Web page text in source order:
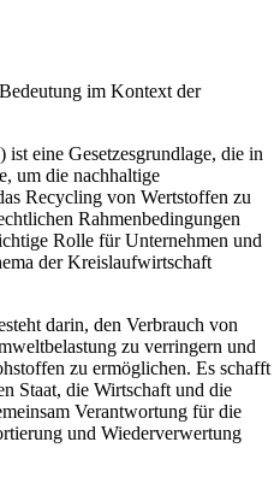
im Kontext der
eine Gesetzesgrundlage, die in
um die nachhaltige
Recycling von Wertstoffen zu
Rahmenbedingungen
Rolle für Unternehmen und
der Kreislaufwirtschaft
darin, den Verbrauch von
zu verringern und
zu ermöglichen. Es schafft
Staat, die Wirtschaft und die
Verantwortung für die
und Wiederverwertung